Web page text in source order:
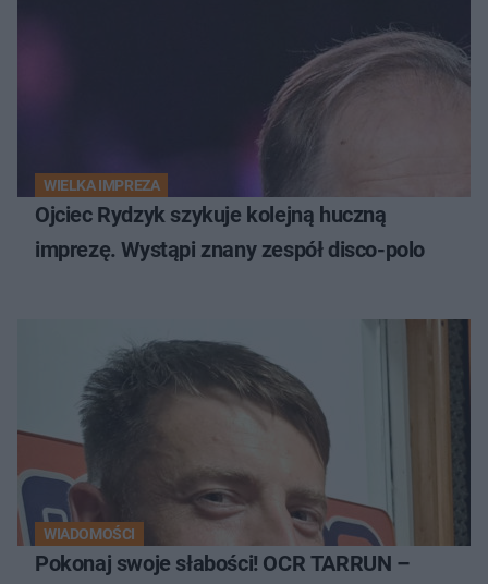
WIELKA IMPREZA
Ojciec Rydzyk szykuje kolejną huczną
imprezę. Wystąpi znany zespół disco-polo
WIADOMOŚCI
Pokonaj swoje słabości! OCR TARRUN –